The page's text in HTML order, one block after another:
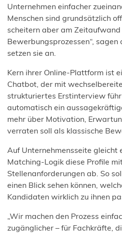
neuen
Tab)
Unternehmen einfacher
Menschen sind grundsätzlich
scheitern aber am
Bewerbungsprozessen“, sagen
setzen sie an.
Kern ihrer Online-Plattform ist
Chatbot, der mit
strukturiertes Erstinterview
automatisch ein
mehr über Motivation,
verraten soll als klassische
Auf Unternehmensseite gleicht
Matching-Logik diese Profile
Stellenanforderungen ab. So
einen Blick sehen können,
Kandidaten wirklich zu ihnen
„Wir machen den Prozess
zugänglicher – für Fachkräfte,